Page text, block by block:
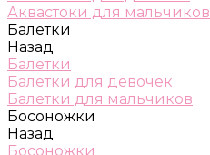
Аквастоки для мальчиков
Балетки
Назад
Балетки
Балетки для девочек
Балетки для мальчиков
Босоножки
Назад
Босоножки